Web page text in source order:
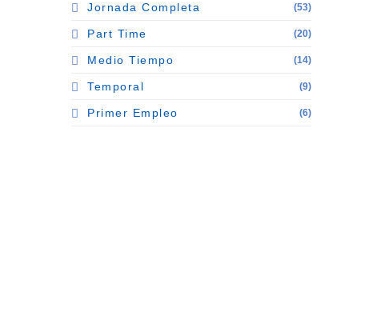
Jornada Completa (53)
Part Time (20)
Medio Tiempo (14)
Temporal (9)
Primer Empleo (6)